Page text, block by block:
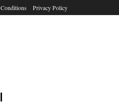
Privacy Policy